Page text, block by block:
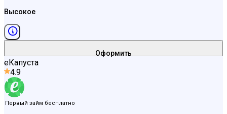
Высокое
Оформить
еКапуста
4.9
Первый займ бесплатно